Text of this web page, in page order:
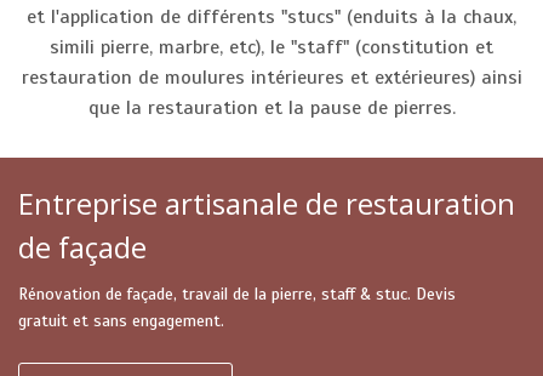
et l'application de différents "stucs" (enduits à la chaux,
simili pierre, marbre, etc), le "staff" (constitution et
restauration de moulures intérieures et extérieures) ainsi
que la restauration et la pause de pierres.
Entreprise artisanale de restauration
de façade
Rénovation de façade, travail de la pierre, staff & stuc. Devis
gratuit et sans engagement.